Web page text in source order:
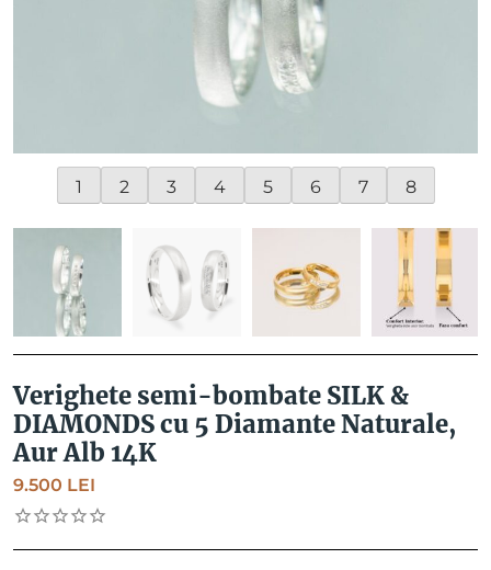
1 2 3 4 5 6 7 8
Verighete semi-bombate SILK &
DIAMONDS cu 5 Diamante Naturale,
Aur Alb 14K
9.500 LEI